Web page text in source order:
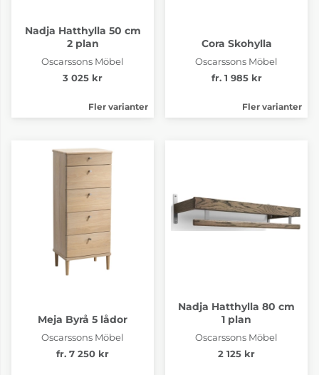
Nadja Hatthylla 50 cm
2 plan
Oscarssons Möbel
3 025 kr
Fler varianter
Cora Skohylla
Oscarssons Möbel
fr. 1 985 kr
Fler varianter
Meja Byrå 5 lådor
Oscarssons Möbel
fr. 7 250 kr
Nadja Hatthylla 80 cm
1 plan
Oscarssons Möbel
2 125 kr